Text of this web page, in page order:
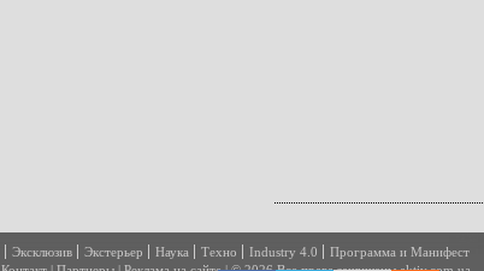
Эксклюзив Экстерьер Наука Техно Industry 4.0
Программа и Манифест